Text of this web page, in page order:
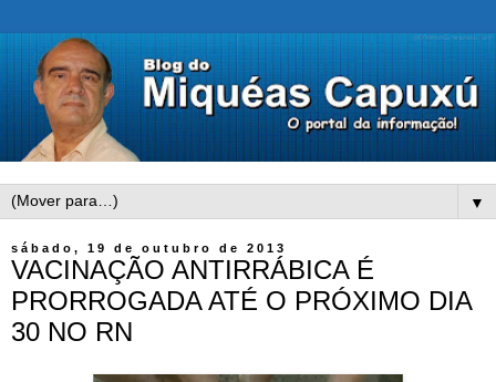
▼
sábado, 19 de outubro de 2013
VACINAÇÃO ANTIRRÁBICA É
PRORROGADA ATÉ O PRÓXIMO DIA
30 NO RN